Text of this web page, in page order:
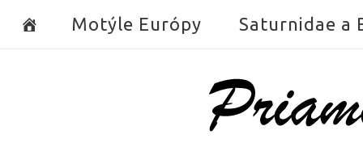
Motýle Európy Saturnidae a
Home